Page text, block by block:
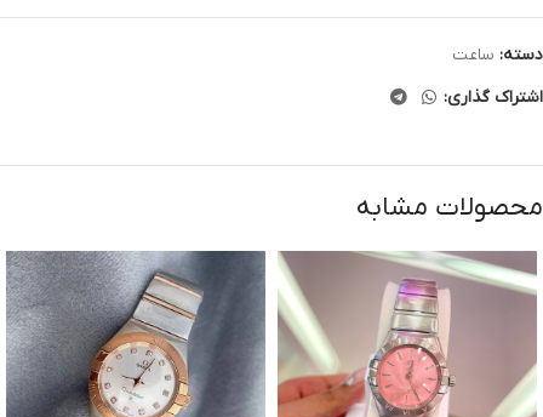
دسته: ساعت
اشتراک گذاری:
محصولات مشابه